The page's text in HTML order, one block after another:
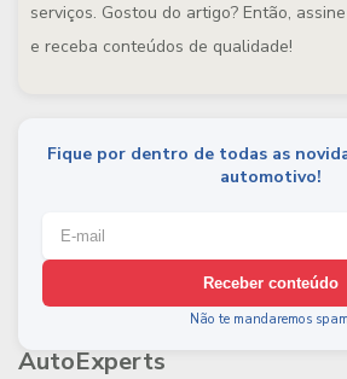
serviços. Gostou do artigo? Então,
e receba conteúdos de qualidade!
Fique por dentro de todas as
automotivo!
Receber conteúdo
Não te mandaremos
AutoExperts